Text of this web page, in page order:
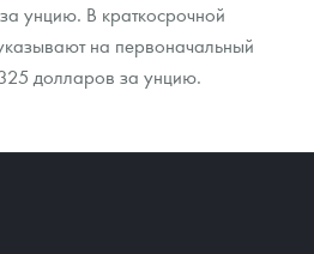
унцию. В краткосрочной
на первоначальный
долларов за унцию.